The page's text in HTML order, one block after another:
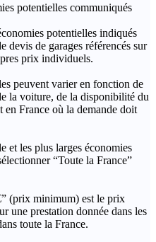
potentielles communiqués
potentielles indiqués
devis de garages référencés sur
prix individuels.
peuvent varier en fonction de
la voiture, de la disponibilité du
en France où la demande doit
et les plus larges économies
“Toute la France”
(prix minimum) est le prix
une prestation donnée dans les
toute la France.